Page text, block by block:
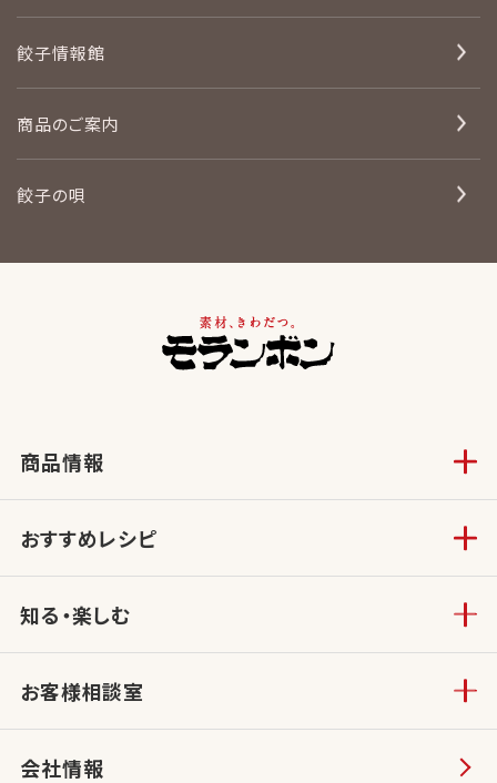
餃子情報館
商品のご案内
餃子の唄
商品情報
おすすめレシピ
知る・楽しむ
お客様相談室
会社情報